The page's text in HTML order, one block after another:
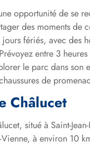
opportunité de se
des moments de
fériés, avec des
entre 3
le parc dans son
de
Châlucet
situé à Saint-
à environ 10